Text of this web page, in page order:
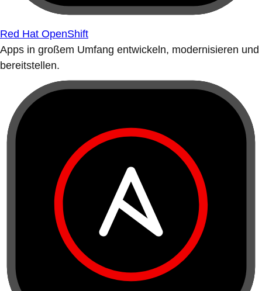
Red Hat OpenShift
Apps in großem Umfang entwickeln, modernisieren und
bereitstellen.